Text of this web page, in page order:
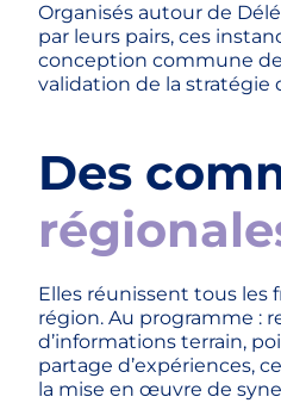
Organisés autour de
par leurs pairs, ces
conception commune
validation de la stratégie
Des
Elles réunissent tous les
région. Au programme :
d’informations terrain,
partage d’expériences,
la mise en œuvre de